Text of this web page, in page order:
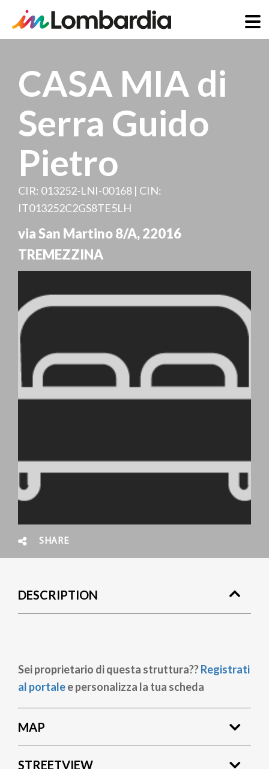
main
content
CASA MIA di
Serra Guido
Pietro
CIR: 013252-LNI-00168 | CIN:
IT013252C2GS8TE5LH
via San Martino 8/A,22016
TREMEZZINA
SHARE
DESCRIPTION
Sei proprietario di questa struttura??Registrati
al portalee personalizza la tua scheda
MAP
STREETVIEW